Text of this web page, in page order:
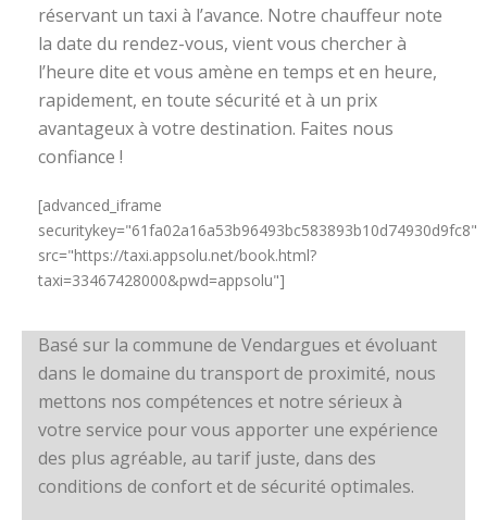
réservant un taxi à l’avance. Notre chauffeur note
la date du rendez-vous, vient vous chercher à
l’heure dite et vous amène en temps et en heure,
rapidement, en toute sécurité et à un prix
avantageux à votre destination. Faites nous
confiance !
[advanced_iframe
securitykey="61fa02a16a53b96493bc583893b10d74930d9fc8"
src="https://taxi.appsolu.net/book.html?
taxi=33467428000&pwd=appsolu"]
Basé sur la commune de Vendargues et évoluant
dans le domaine du transport de proximité, nous
mettons nos compétences et notre sérieux à
votre service pour vous apporter une expérience
des plus agréable, au tarif juste, dans des
conditions de confort et de sécurité optimales.